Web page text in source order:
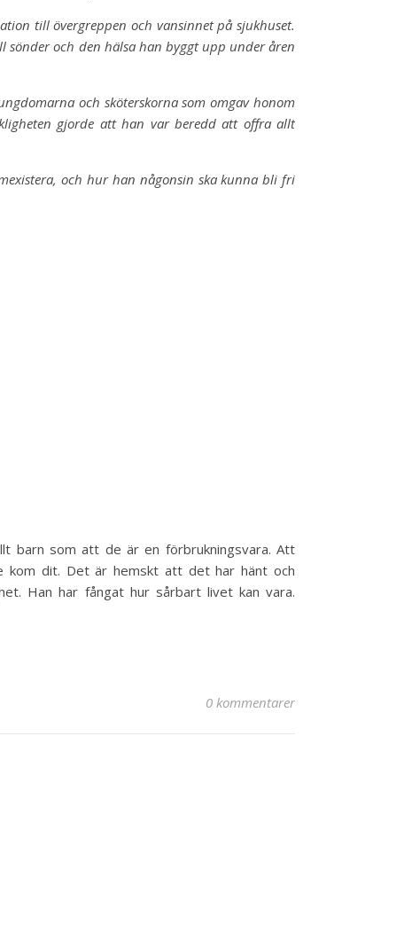
till övergreppen och vansinnet på sjukhuset.
och den hälsa han byggt upp under åren
och sköterskorna som omgav honom
gjorde att han var beredd att offra allt
och hur han någonsin ska kunna bli fri
barn som att de är en förbrukningsvara. Att
dit. Det är hemskt att det har hänt och
Han har fångat hur sårbart livet kan vara.
0 kommentarer